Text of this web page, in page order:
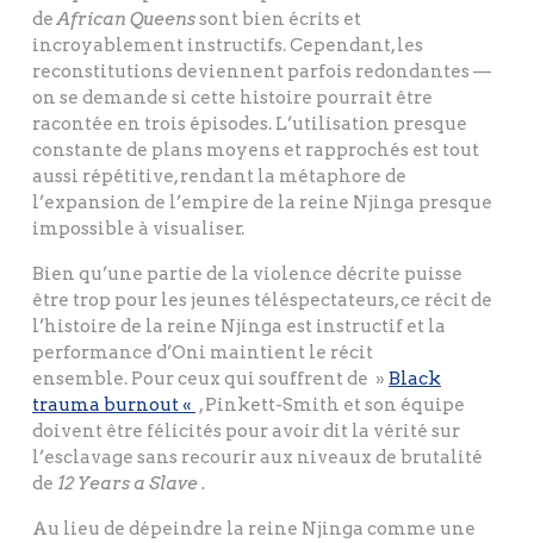
deAfrican Queenssont bien écrits et
incroyablement instructifs. Cependant, les
reconstitutions deviennent parfois redondantes —
on se demande si cette histoire pourrait être
racontée en trois épisodes. L’utilisation presque
constante de plans moyens et rapprochés est tout
aussi répétitive, rendant la métaphore de
l’expansion de l’empire de la reine Njinga presque
impossible à visualiser.
Bien qu’une partie de la violence décrite puisse
être trop pour les jeunes téléspectateurs, ce récit de
l’histoire de la reine Njinga est instructif et la
performance d’Oni maintient le récit
ensemble. Pour ceux qui souffrent de » Black
trauma burnout « , Pinkett-Smith et son équipe
doivent être félicités pour avoir dit la vérité sur
l’esclavage sans recourir aux niveaux de brutalité
de 12 Years a Slave .
Au lieu de dépeindre la reine Njinga comme une